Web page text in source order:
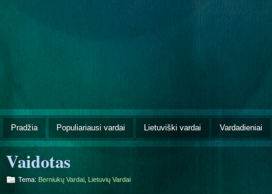
Pradžia Populiariausi vardai Lietuviški vardai Vardadieniai
Vaidotas
Tema: Berniukų Vardai Lietuvių Vardai